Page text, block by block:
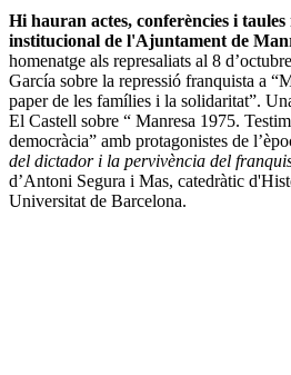
Hi hauran actes, conferències i taules
institucional de l'Ajuntament de
homenatge als represaliats al 8
García sobre la repressió franquista a
paper de les famílies i la solidaritat”.
El Castell sobre “ Manresa 1975.
democràcia” amb protagonistes de
del dictador i la pervivència del
d’Antoni Segura i Mas, catedràtic
Universitat de Barcelona.